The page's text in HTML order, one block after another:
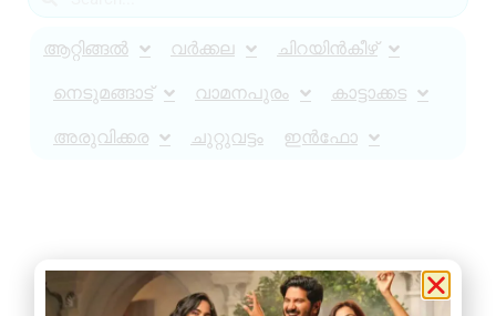
ആറ്റിങ്ങൽ വർക്കല ചിറയിൻകീഴ്
നെടുമങ്ങാട് വാമനപുരം കാട്ടാക്കട
അരുവിക്കര ചുറ്റുവട്ടം ഇൻഫോ